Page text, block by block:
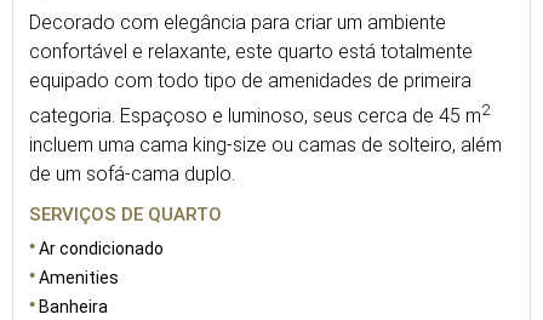
Decorado com elegância para criar um ambiente
confortável e relaxante, este quarto está totalmente
equipado com todo tipo de amenidades de primeira
categoria. Espaçoso e luminoso, seus cerca de 45 m2
incluem uma cama king-size ou camas de solteiro, além
de um sofá-cama duplo.
SERVIÇOS DE QUARTO
Ar condicionado
Amenities
Banheira